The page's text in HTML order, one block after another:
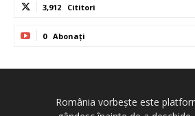
3,912 Cititori
0 Abonați
România vorbește este